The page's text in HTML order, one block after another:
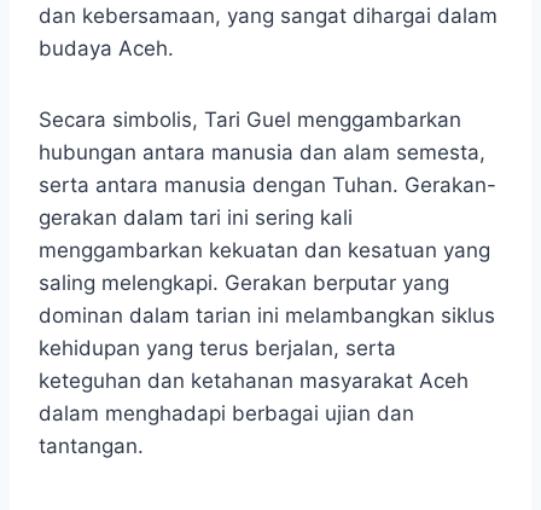
dan kebersamaan, yang sangat dihargai dalam
budaya Aceh.
Secara simbolis, Tari Guel menggambarkan
hubungan antara manusia dan alam semesta,
serta antara manusia dengan Tuhan. Gerakan-
gerakan dalam tari ini sering kali
menggambarkan kekuatan dan kesatuan yang
saling melengkapi. Gerakan berputar yang
dominan dalam tarian ini melambangkan siklus
kehidupan yang terus berjalan, serta
keteguhan dan ketahanan masyarakat Aceh
dalam menghadapi berbagai ujian dan
tantangan.